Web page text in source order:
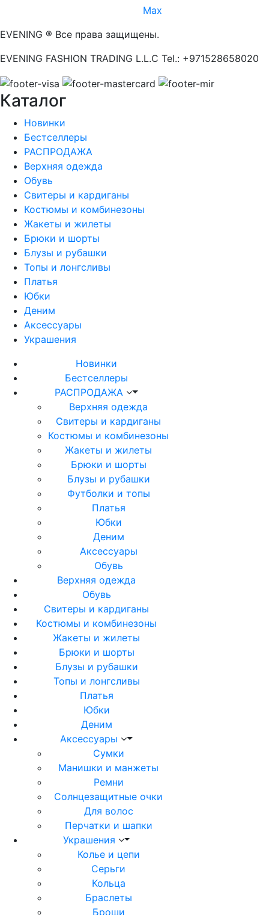
Max
EVENING ® Все права защищены.
EVENING FASHION TRADING L.L.C Tel.: +971528658020
Каталог
Новинки
Бестселлеры
РАСПРОДАЖА
Верхняя одежда
Обувь
Свитеры и кардиганы
Костюмы и комбинезоны
Жакеты и жилеты
Брюки и шорты
Блузы и рубашки
Топы и лонгсливы
Платья
Юбки
Деним
Аксессуары
Украшения
Новинки
Бестселлеры
РАСПРОДАЖА
Верхняя одежда
Свитеры и кардиганы
Костюмы и комбинезоны
Жакеты и жилеты
Брюки и шорты
Блузы и рубашки
Футболки и топы
Платья
Юбки
Деним
Аксессуары
Обувь
Верхняя одежда
Обувь
Свитеры и кардиганы
Костюмы и комбинезоны
Жакеты и жилеты
Брюки и шорты
Блузы и рубашки
Топы и лонгсливы
Платья
Юбки
Деним
Аксессуары
Сумки
Манишки и манжеты
Ремни
Солнцезащитные очки
Для волос
Перчатки и шапки
Украшения
Колье и цепи
Серьги
Кольца
Браслеты
Броши